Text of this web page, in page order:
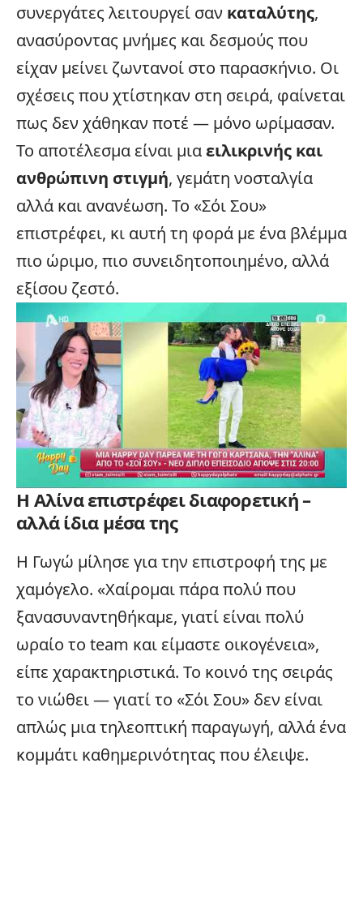
συνεργάτες λειτουργεί σαν καταλύτης,
ανασύροντας μνήμες και δεσμούς που
είχαν μείνει ζωντανοί στο παρασκήνιο. Οι
σχέσεις που χτίστηκαν στη σειρά, φαίνεται
πως δεν χάθηκαν ποτέ — μόνο ωρίμασαν.
Το αποτέλεσμα είναι μιαειλικρινής και
ανθρώπινη στιγμή, γεμάτη νοσταλγία
αλλά και ανανέωση. Το «Σόι Σου»
επιστρέφει, κι αυτή τη φορά με ένα βλέμμα
πιο ώριμο, πιο συνειδητοποιημένο, αλλά
εξίσου ζεστό.
Η Αλίνα επιστρέφει διαφορετική –
αλλά ίδια μέσα της
Η Γωγώ μίλησε για την επιστροφή της με
χαμόγελο. «Χαίρομαι πάρα πολύ που
ξανασυναντηθήκαμε, γιατί είναι πολύ
ωραίο το team και είμαστε οικογένεια»,
είπε χαρακτηριστικά. Το κοινό της σειράς
το νιώθει — γιατί το «Σόι Σου» δεν είναι
απλώς μια τηλεοπτική παραγωγή, αλλά ένα
κομμάτι καθημερινότητας που έλειψε.